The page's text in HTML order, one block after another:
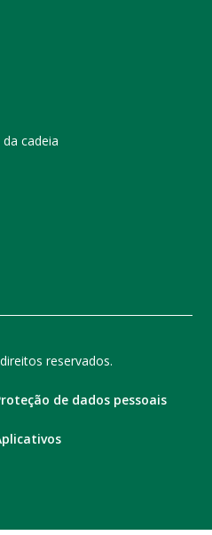
cadeia
reservados.
de dados pessoais